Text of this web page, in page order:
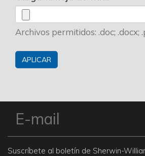
Archivos permitidos: .doc; .docx;
Suscríbete al boletín de Sherwin-